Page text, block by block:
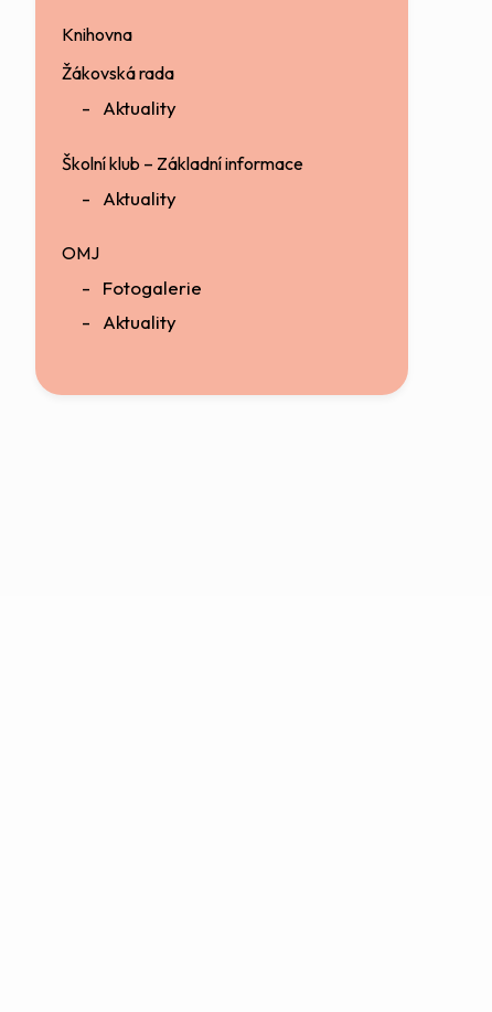
Knihovna
Žákovská rada
Aktuality
Školní klub – Základní informace
Aktuality
OMJ
Fotogalerie
Aktuality